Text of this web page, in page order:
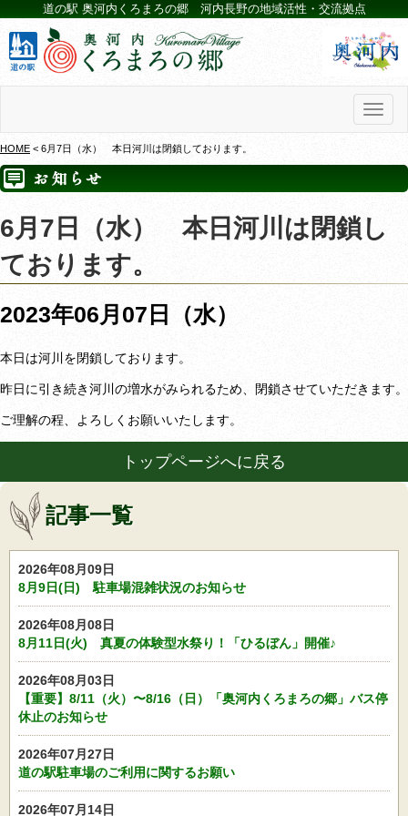
道の駅 奥河内くろまろの郷 河内長野の地域活性・交流拠点
HOME < 6月7日（水） 本日河川は閉鎖しております。
6月7日（水） 本日河川は閉鎖し
ております。
2023年06月07日（水）
本日は河川を閉鎖しております。
昨日に引き続き河川の増水がみられるため、閉鎖させていただきます。
ご理解の程、よろしくお願いいたします。
トップページへに戻る
記事一覧
2026年08月09日
8月9日(日) 駐車場混雑状況のお知らせ
2026年08月08日
8月11日(火) 真夏の体験型水祭り！「ひるぼん」開催♪
2026年08月03日
【重要】8/11（火）〜8/16（日）「奥河内くろまろの郷」バス停
休止のお知らせ
2026年07月27日
道の駅駐車場のご利用に関するお願い
2026年07月14日